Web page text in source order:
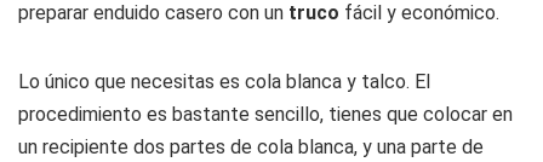
preparar enduido casero con un truco fácil y económico.
Lo único que necesitas es cola blanca y talco. El
procedimiento es bastante sencillo, tienes que colocar en
un recipiente dos partes de cola blanca, y una parte de